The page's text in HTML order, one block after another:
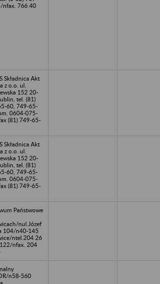
nfax. 766 40
Składnica Akt
z o.o. ul.
152 20-
tel. (81)
60, 749-65-
0604-075-
(81) 749-65-
Składnica Akt
z o.o. ul.
152 20-
tel. (81)
60, 749-65-
0604-075-
(81) 749-65-
Państwowe
nul.Józef
104/n40-145
ntel.204 26
nfax. 204
n58-560